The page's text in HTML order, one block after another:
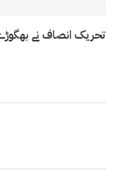
تحریک انصاف نے